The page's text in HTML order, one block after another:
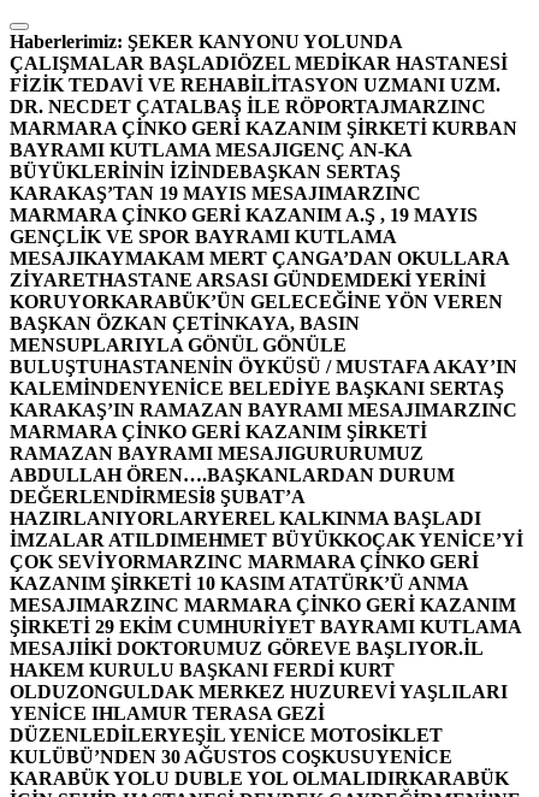
İçeriğe
atla
Haberlerimiz: ŞEKER KANYONU YOLUNDA
ÇALIŞMALAR BAŞLADIÖZEL MEDİKAR HASTANESİ
FİZİK TEDAVİ VE REHABİLİTASYON UZMANI UZM.
DR. NECDET ÇATALBAŞ İLE RÖPORTAJMARZINC
MARMARA ÇİNKO GERİ KAZANIM ŞİRKETİ KURBAN
BAYRAMI KUTLAMA MESAJIGENÇ AN-KA
BÜYÜKLERİNİN İZİNDEBAŞKAN SERTAŞ
KARAKAŞ’TAN 19 MAYIS MESAJIMARZINC
MARMARA ÇİNKO GERİ KAZANIM A.Ş , 19 MAYIS
GENÇLİK VE SPOR BAYRAMI KUTLAMA
MESAJIKAYMAKAM MERT ÇANGA’DAN OKULLARA
ZİYARETHASTANE ARSASI GÜNDEMDEKİ YERİNİ
KORUYORKARABÜK’ÜN GELECEĞİNE YÖN VEREN
BAŞKAN ÖZKAN ÇETİNKAYA, BASIN
MENSUPLARIYLA GÖNÜL GÖNÜLE
BULUŞTUHASTANENİN ÖYKÜSÜ / MUSTAFA AKAY’IN
KALEMİNDENYENİCE BELEDİYE BAŞKANI SERTAŞ
KARAKAŞ’IN RAMAZAN BAYRAMI MESAJIMARZINC
MARMARA ÇİNKO GERİ KAZANIM ŞİRKETİ
RAMAZAN BAYRAMI MESAJIGURURUMUZ
ABDULLAH ÖREN….BAŞKANLARDAN DURUM
DEĞERLENDİRMESİ8 ŞUBAT’A
HAZIRLANIYORLARYEREL KALKINMA BAŞLADI
İMZALAR ATILDIMEHMET BÜYÜKKOÇAK YENİCE’Yİ
ÇOK SEVİYORMARZINC MARMARA ÇİNKO GERİ
KAZANIM ŞİRKETİ 10 KASIM ATATÜRK’Ü ANMA
MESAJIMARZINC MARMARA ÇİNKO GERİ KAZANIM
ŞİRKETİ 29 EKİM CUMHURİYET BAYRAMI KUTLAMA
MESAJIİKİ DOKTORUMUZ GÖREVE BAŞLIYOR.İL
HAKEM KURULU BAŞKANI FERDİ KURT
OLDUZONGULDAK MERKEZ HUZUREVİ YAŞLILARI
YENİCE IHLAMUR TERASA GEZİ
DÜZENLEDİLERYEŞİL YENİCE MOTOSİKLET
KULÜBÜ’NDEN 30 AĞUSTOS COŞKUSUYENİCE
KARABÜK YOLU DUBLE YOL OLMALIDIRKARABÜK